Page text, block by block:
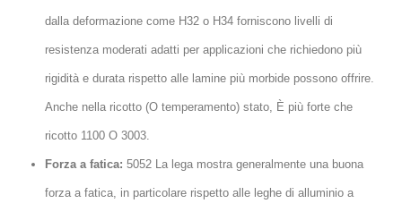
dalla deformazione come H32 o H34 forniscono livelli di
resistenza moderati adatti per applicazioni che richiedono più
rigidità e durata rispetto alle lamine più morbide possono offrire.
Anche nella ricotto (O temperamento) stato, È più forte che
ricotto 1100 O 3003.
Forza a fatica: 5052 La lega mostra generalmente una buona
forza a fatica, in particolare rispetto alle leghe di alluminio a